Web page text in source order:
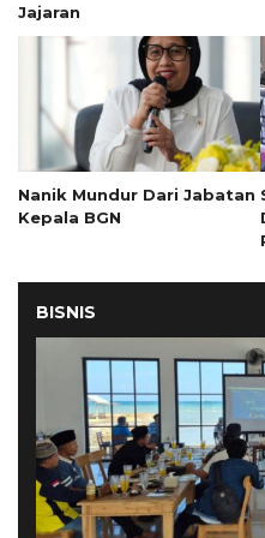
Jajaran
Nanik Mundur Dari Jabatan
Kepala BGN
BISNIS